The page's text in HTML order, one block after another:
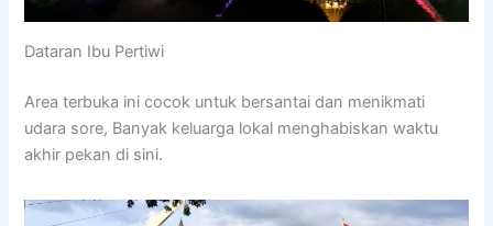
Dataran Ibu Pertiwi
Area terbuka ini cocok untuk bersantai dan menikmati
udara sore, Banyak keluarga lokal menghabiskan waktu
akhir pekan di sini.